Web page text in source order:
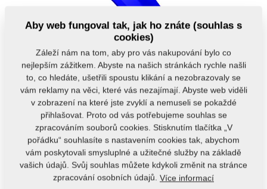
stažení
Kód produktu: 3003670
Aby web fungoval tak, jak ho znáte (souhlas s
cookies)
Záleží nám na tom, aby pro vás nakupování bylo co
nejlepším zážitkem. Abyste na našich stránkách rychle našli
to, co hledáte, ušetřili spoustu klikání a nezobrazovaly se
vám reklamy na věci, které vás nezajímají. Abyste web viděli
v zobrazení na které jste zvyklí a nemuseli se pokaždé
přihlašovat. Proto od vás potřebujeme souhlas se
zpracováním souborů cookies. Stisknutím tlačítka „V
pořádku“ souhlasíte s nastavením cookies tak, abychom
vám poskytovali smysluplné a užitečné služby na základě
vašich údajů. Svůj souhlas můžete kdykoli změnit na stránce
zpracování osobních údajů. Více informací